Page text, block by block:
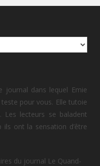
journal dans lequel Emie
teste pour vous. Elle tutoie
lecteurs se baladent
ont la sensation d’être
du journal Le Quand-